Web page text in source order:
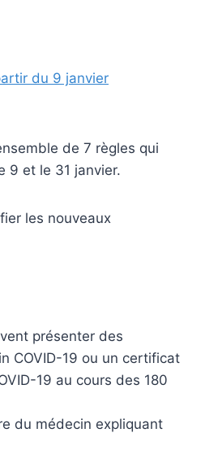
du 9 janvier
de 7 règles qui
9 et le 31 janvier.
les nouveaux
présenter des
COVID-19 ou un certificat
19 au cours des 180
du médecin expliquant